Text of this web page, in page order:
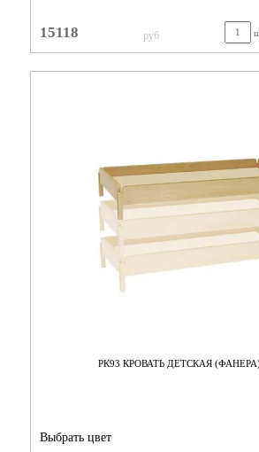
15118 руб
РК93 КРОВАТЬ ДЕТСКАЯ
Выбрать цвет